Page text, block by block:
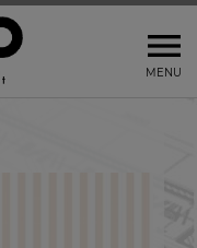
MENU